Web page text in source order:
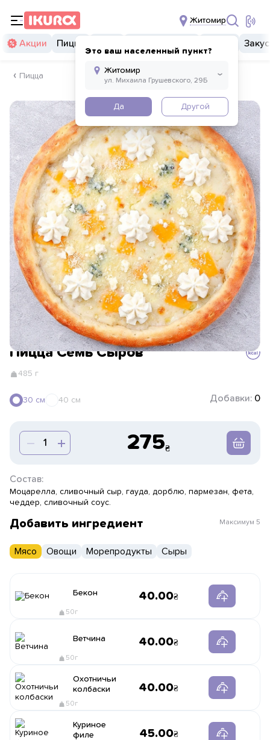
Житомир
Это ваш населенный пункт?
Да Другой
Акции Пицца
Пицца
Пицца Семь Сыров
485 г
30 см 40 см Добавки: 0
275
Состав:
Моцарелла, сливочный сыр, гауда, дорблю, пармезан, фета,
чеддер, сливочный соус.
Добавить ингредиент Максимум 5
Мясо Овощи Морепродукты Сыры
Бекон
50г
40.00
Ветчина
50г
40.00
Охотничьи
колбаски
50г
40.00
Куриное
филе
45.00